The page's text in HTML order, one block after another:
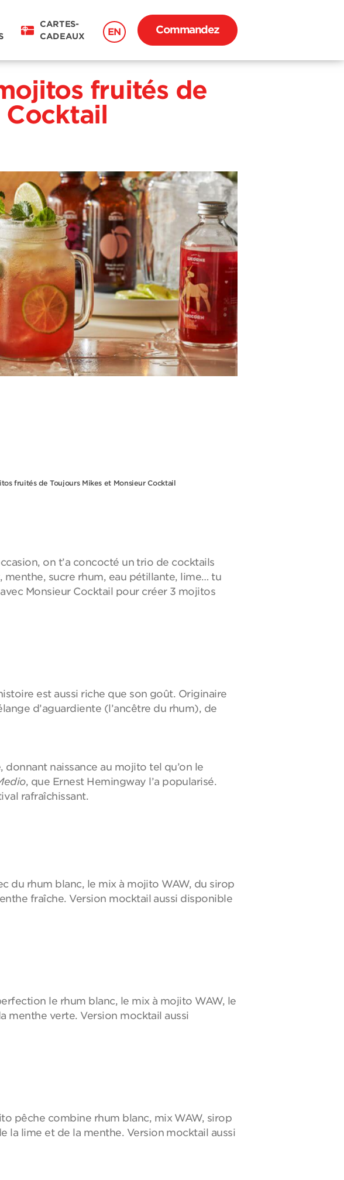
CARTES-
CADEAUX
EN Commandez
fruités de
Cocktail
fruités de Toujours Mikes et Monsieur Cocktail
on t’a concocté un trio de cocktails
menthe, sucre rhum, eau pétillante, lime… tu
Monsieur Cocktail pour créer 3 mojitos
est aussi riche que son goût. Originaire
d’aguardiente (l’ancêtre du rhum), de
donnant naissance au mojito tel qu’on le
, que Ernest Hemingway l’a popularisé.
rafraîchissant.
du rhum blanc, le mix à mojito WAW, du sirop
fraîche. Version mocktail aussi disponible
le rhum blanc, le mix à mojito WAW, le
menthe verte. Version mocktail aussi
pêche combine rhum blanc, mix WAW, sirop
la lime et de la menthe. Version mocktail aussi